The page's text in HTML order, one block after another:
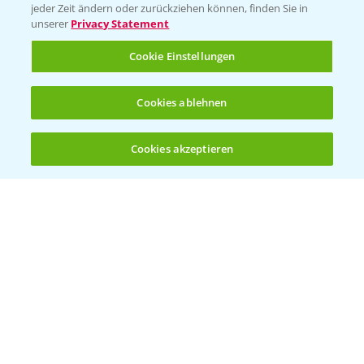
(noch 4)
Sammelstellen und Termine
Kontakt & Notfall
Beratung auf WhatsApp
+49 (0)174 346 564 1
jeder Zeit ändern oder zurückziehen können, finden Sie in
unserer Privacy Statement
Cookie Einstellungen
Cookies ablehnen
Cookies akzeptieren